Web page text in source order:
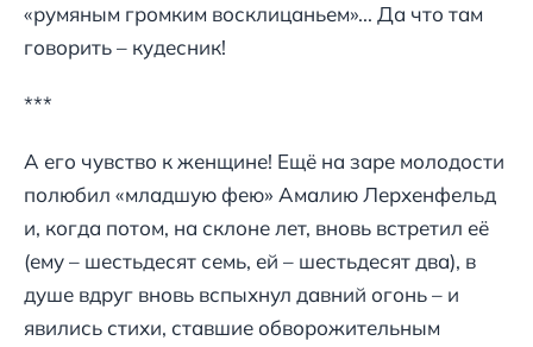
«румяным громким восклицаньем»... Да что там
говорить – кудесник!
***
А его чувство к женщине! Ещё на заре молодости
полюбил «младшую фею» Амалию Лерхенфельд
и, когда потом, на склоне лет, вновь встретил её
(ему – шестьдесят семь, ей – шестьдесят два), в
душе вдруг вновь вспыхнул давний огонь – и
явились стихи, ставшие обворожительным